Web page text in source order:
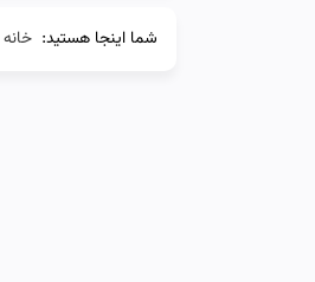
شما اینجا هستید: خانه